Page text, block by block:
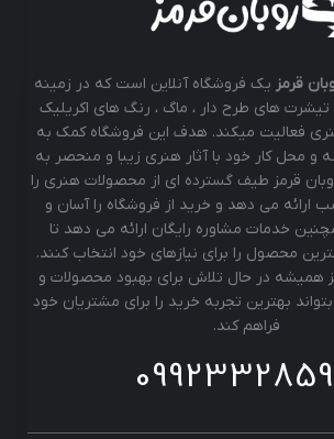
قرمز یک فروشگاه آنلاین است که در زمینه
تیشرت های طرح دار ، ماگ ، رنگ های اکریلیک
فعالیت میکند. هدف این فروشگاه کمک به
و محل کار خود با آثار هنری زیبا و منحصر به
قرمز طیف گسترده ای از محصولات هنری را
ارائه می دهد و خرید از فروشگاه را آسان و
خدمات مشاوره رایگان ارائه می دهد تا
محصول را برای نیازهای خود انتخاب کنند.
همیشه در حال تلاش برای بهبود محصولات و
بهترین تجربه خرید را برای مشتریان خود
فراهم کند.